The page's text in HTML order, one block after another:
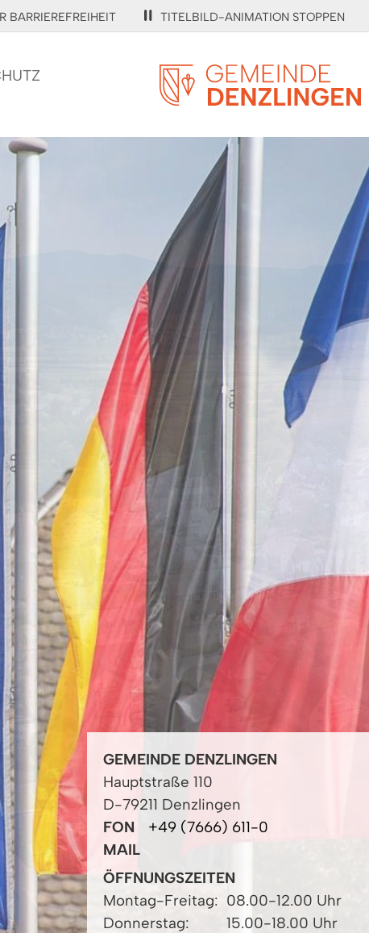
BARRIEREFREIHEIT TITELBILD-ANIMATION STOPPEN
GEMEINDE DENZLINGEN
Hauptstraße 110
D-79211 Denzlingen
FON
+49 (7666) 611-0
MAIL
ÖFFNUNGSZEITEN
Montag-Freitag: 08.00-12.00 Uhr
Donnerstag:
15.00-18.00 Uhr